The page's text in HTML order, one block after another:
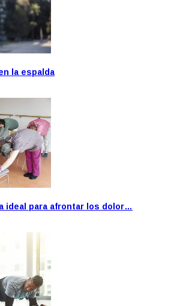
la espalda
ideal para afrontar los dolor…